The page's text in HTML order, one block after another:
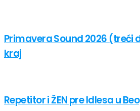
Primavera Sound 2026 (treći
kraj
Repetitor i ŽEN pre Idlesa u